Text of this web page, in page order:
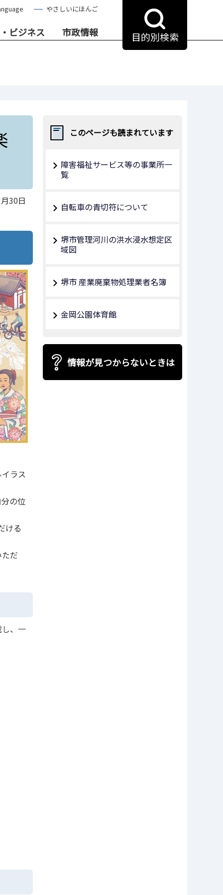
やさしいにほんご
ビジネス 市政情報 目的別検索
30日
ラス
の位
ける
だ
、一
このページも読まれています
障害福祉サービス等の事業所一
覧
自転車の青切符について
堺市管理河川の洪水浸水想定区
域図
堺市 産業廃棄物処理業者名簿
金岡公園体育館
情報が見つからないときは